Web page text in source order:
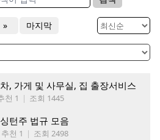
» 마지막
, 가게 및 사무실, 집 출장서비스
천 1 | 조회 1445
턴주 법규 모음
추천 1 | 조회 2498